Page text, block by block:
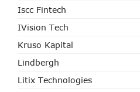
Iscc Fintech
IVision Tech
Kruso Kapital
Lindbergh
Litix Technologies